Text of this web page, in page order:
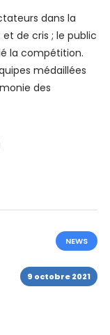
dans la
de cris ; le public
la compétition.
médaillées
des
NEWS
9 octobre 2021